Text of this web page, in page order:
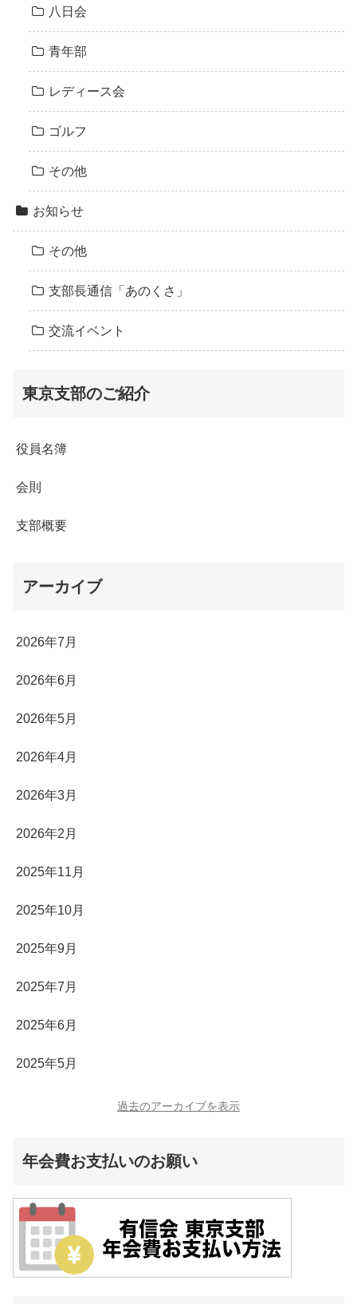
八日会
青年部
レディース会
ゴルフ
その他
お知らせ
その他
支部長通信「あのくさ」
交流イベント
東京支部のご紹介
役員名簿
会則
支部概要
アーカイブ
2026年7月
2026年6月
2026年5月
2026年4月
2026年3月
2026年2月
2025年11月
2025年10月
2025年9月
2025年7月
2025年6月
2025年5月
過去のアーカイブを表示
年会費お支払いのお願い